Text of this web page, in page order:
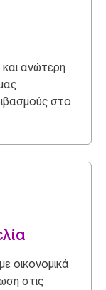
ανώτερη
στο
οικονομικά
στις